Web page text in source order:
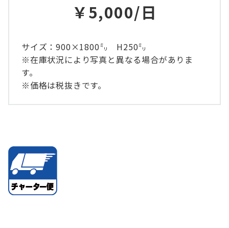
￥5,000/日
サイズ：900×1800㍉ H250㍉
※在庫状況により写真と異なる場合がありま
す。
※価格は税抜きです。